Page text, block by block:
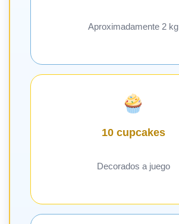
Aproximadamente 2 kg
10 cupcakes
Decorados a juego